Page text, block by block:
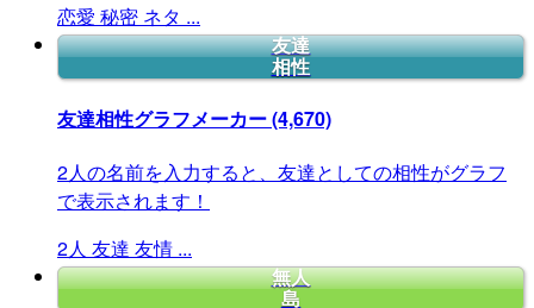
恋愛 秘密 ネタ ...
友達
相性
友達相性グラフメーカー(4,670)
2人の名前を入力すると、友達としての相性がグラフ
で表示されます！
2人 友達 友情 ...
無人
島